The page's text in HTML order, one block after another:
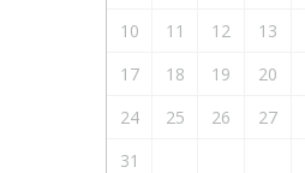
10
11 12 13
17
18 19 20
24
25 26 27
31